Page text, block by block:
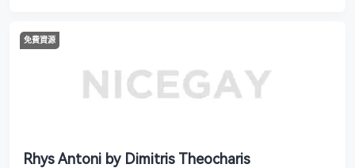
免費資源
Rhys Antoni by Dimitris Theocharis